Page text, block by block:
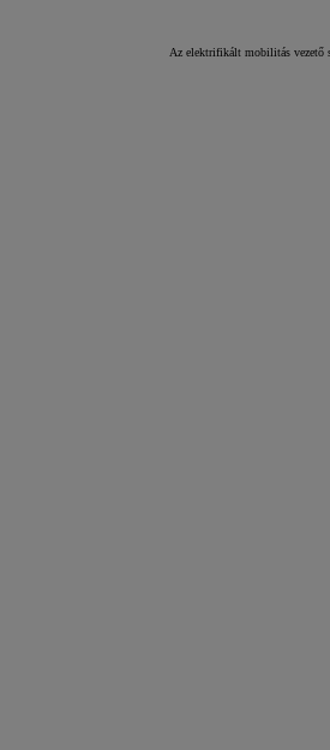
Az elektrifikált mobilitás vezető